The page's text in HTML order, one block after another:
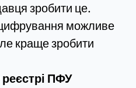
зробити це.
можливе
краще зробити
ПФУ